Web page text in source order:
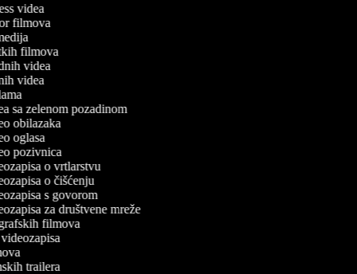
videa
filmova
filmova
videa
videa
sa zelenom pozadinom
obilazaka
oglasa
pozivnica
o vrtlarstvu
o čišćenju
s govorom
za društvene mreže
filmova
videozapisa
trailera